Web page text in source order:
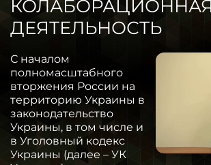
КОЛАБОРАЦИОННАЯ
ДЕЯТЕЛЬНОСТЬ
С началом
полномасштабного
вторжения России на
территорию Украины в
законодательство
Украины, в том числе и
в Уголовный кодекс
Украины (далее – УК